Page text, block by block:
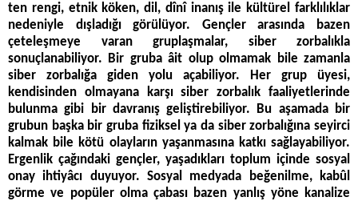
ten rengi, etnik köken, dil, dînî inanış ile kültürel farklılıklar
nedeniyle dışladığı görülüyor. Gençler arasında bazen
çeteleşmeye varan gruplaşmalar, siber zorbalıkla
sonuçlanabiliyor. Bir gruba âit olup olmamak bile zamanla
siber zorbalığa giden yolu açabiliyor. Her grup üyesi,
kendisinden olmayana karşı siber zorbalık faaliyetlerinde
bulunma gibi bir davranış geliştirebiliyor. Bu aşamada bir
grubun başka bir gruba fiziksel ya da siber zorbalığına seyirci
kalmak bile kötü olayların yaşanmasına katkı sağlayabiliyor.
Ergenlik çağındaki gençler, yaşadıkları toplum içinde sosyal
onay ihtiyâcı duyuyor. Sosyal medyada beğenilme, kabûl
görme ve popüler olma çabası bazen yanlış yöne kanalize